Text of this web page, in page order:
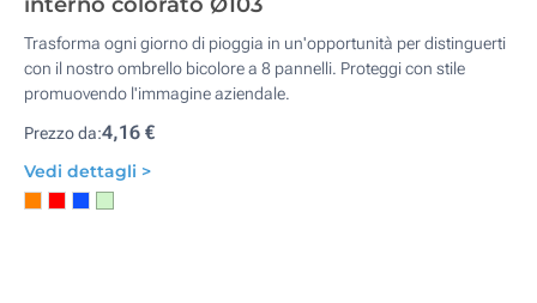
Trasforma ogni giorno di pioggia in un'opportunità per distinguerti
con il nostro ombrello bicolore a 8 pannelli. Proteggi con stile
promuovendo l'immagine aziendale.
Prezzo da:4,16 €
Vedi dettagli >